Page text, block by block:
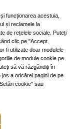
ești în vacanță!
esențial pentru a
uniform și
lăsându-ți loc în
abia aștepți să o
funcționarea acestuia,
și reclamele la
de rețelele sociale. Puteți
clic pe "Accept
fi utilizate doar modulele
de module cookie pe
să vă răzgândiți în
a oricărei pagini de pe
cookie" sau